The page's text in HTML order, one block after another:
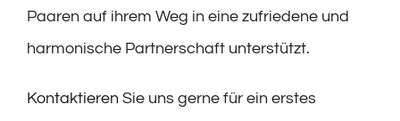
Paaren auf ihrem Weg in eine zufriedene und
harmonische Partnerschaft unterstützt.
Kontaktieren Sie uns gerne für ein erstes